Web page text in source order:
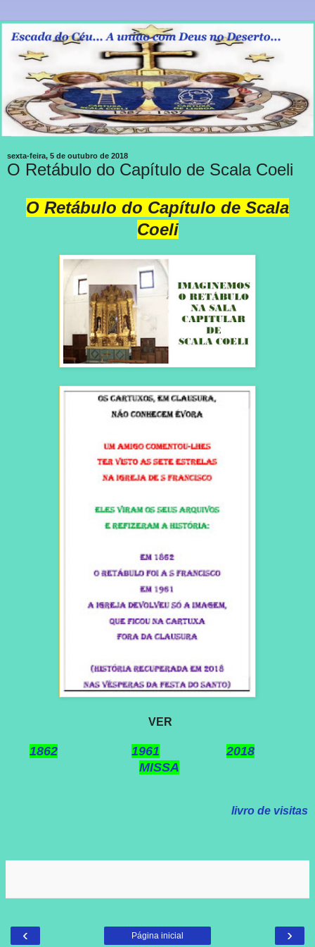
sexta-feira, 5 de outubro de 2018
O Retábulo do Capítulo de Scala Coeli
O Retábulo do Capítulo de Scala
Coeli
VER
1862 1961
2018
MISSA
livro de visitas
‹ ›
Página inicial